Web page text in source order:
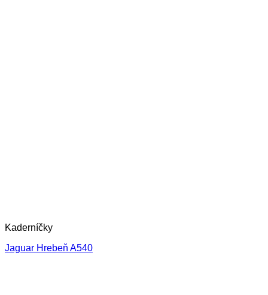
Kaderníčky
Jaguar Hrebeň A540